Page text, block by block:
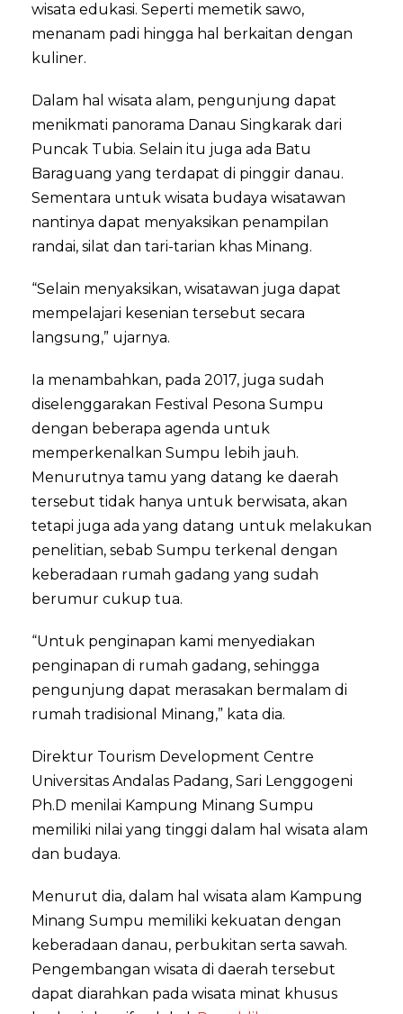
wisata edukasi. Seperti memetik sawo,
menanam padi hingga hal berkaitan dengan
kuliner.
Dalam hal wisata alam, pengunjung dapat
menikmati panorama Danau Singkarak dari
Puncak Tubia. Selain itu juga ada Batu
Baraguang yang terdapat di pinggir danau.
Sementara untuk wisata budaya wisatawan
nantinya dapat menyaksikan penampilan
randai, silat dan tari-tarian khas Minang.
“Selain menyaksikan, wisatawan juga dapat
mempelajari kesenian tersebut secara
langsung,” ujarnya.
Ia menambahkan, pada 2017, juga sudah
diselenggarakan Festival Pesona Sumpu
dengan beberapa agenda untuk
memperkenalkan Sumpu lebih jauh.
Menurutnya tamu yang datang ke daerah
tersebut tidak hanya untuk berwisata, akan
tetapi juga ada yang datang untuk melakukan
penelitian, sebab Sumpu terkenal dengan
keberadaan rumah gadang yang sudah
berumur cukup tua.
“Untuk penginapan kami menyediakan
penginapan di rumah gadang, sehingga
pengunjung dapat merasakan bermalam di
rumah tradisional Minang,” kata dia.
Direktur Tourism Development Centre
Universitas Andalas Padang, Sari Lenggogeni
Ph.D menilai Kampung Minang Sumpu
memiliki nilai yang tinggi dalam hal wisata alam
dan budaya.
Menurut dia, dalam hal wisata alam Kampung
Minang Sumpu memiliki kekuatan dengan
keberadaan danau, perbukitan serta sawah.
Pengembangan wisata di daerah tersebut
dapat diarahkan pada wisata minat khusus